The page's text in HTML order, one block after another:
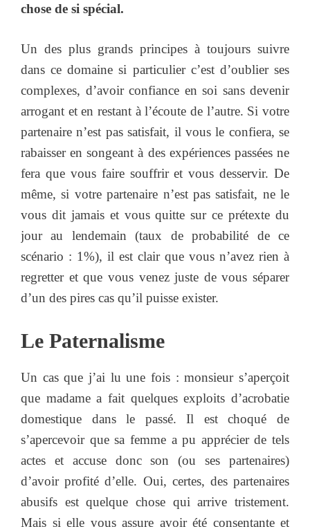
chose de si spécial.
Un des plus grands principes à toujours suivre
dans ce domaine si particulier c’est d’oublier ses
complexes, d’avoir confiance en soi sans devenir
arrogant et en restant à l’écoute de l’autre. Si votre
partenaire n’est pas satisfait, il vous le confiera, se
rabaisser en songeant à des expériences passées ne
fera que vous faire souffrir et vous desservir. De
même, si votre partenaire n’est pas satisfait, ne le
vous dit jamais et vous quitte sur ce prétexte du
jour au lendemain (taux de probabilité de ce
scénario : 1%), il est clair que vous n’avez rien à
regretter et que vous venez juste de vous séparer
d’un des pires cas qu’il puisse exister.
Le Paternalisme
Un cas que j’ai lu une fois : monsieur s’aperçoit
que madame a fait quelques exploits d’acrobatie
domestique dans le passé. Il est choqué de
s’apercevoir que sa femme a pu apprécier de tels
actes et accuse donc son (ou ses partenaires)
d’avoir profité d’elle. Oui, certes, des partenaires
abusifs est quelque chose qui arrive tristement.
Mais si elle vous assure avoir été consentante et